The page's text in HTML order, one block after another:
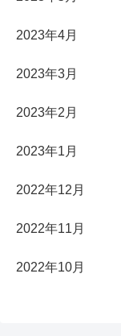
2023年4月
2023年3月
2023年2月
2023年1月
2022年12月
2022年11月
2022年10月